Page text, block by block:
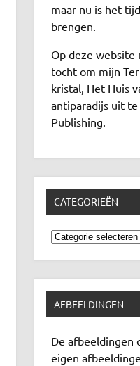
maar nu is het
brengen.
Op deze website
tocht om mijn
kristal, Het Huis
antiparadijs uit
Publishing.
CATEGORIEËN
Categorieën
AFBEELDINGEN
De afbeeldingen
eigen